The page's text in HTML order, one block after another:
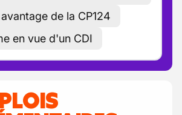
de la CP124
en vue d'un CDI